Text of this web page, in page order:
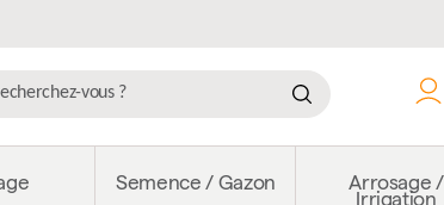
Semence / Gazon
Arrosage /